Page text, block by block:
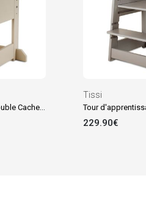
Tour d'apprentissage Felix double Cachemire
Tissi
229.90€